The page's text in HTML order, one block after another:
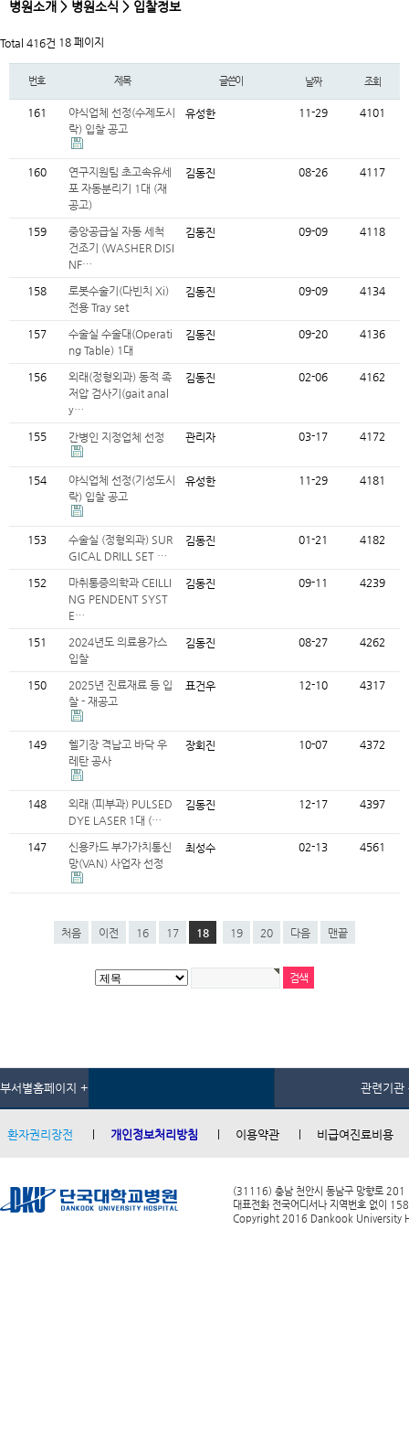
병원소개 > 병원소식 > 입찰정보
Total 416건 18 페이지
번호 제목 글쓴이 날짜 조회
161
야식업체 선정(수제도시
락) 입찰 공고
유성한 11-29 4101
160
연구지원팀 초고속유세
포 자동분리기 1대 (재
공고)
김동진 08-26 4117
159
중앙공급실 자동 세척
건조기 (WASHER DISI
NF…
김동진 09-09 4118
158
로봇수술기(다빈치 Xi)
전용 Tray set
김동진 09-09 4134
157
수술실 수술대(Operati
ng Table) 1대
김동진 09-20 4136
156
외래(정형외과) 동적 족
저압 검사기(gait anal
y…
김동진 02-06 4162
155 간병인 지정업체 선정 관리자 03-17 4172
154
야식업체 선정(기성도시
락) 입찰 공고
유성한 11-29 4181
153
수술실 (정형외과) SUR
GICAL DRILL SET …
김동진 01-21 4182
152
마취통증의학과 CEILLI
NG PENDENT SYST
E…
김동진 09-11 4239
151
2024년도 의료용가스
입찰
김동진 08-27 4262
150
2025년 진료재료 등 입
찰 - 재공고
표건우 12-10 4317
149
헬기장 격납고 바닥 우
레탄 공사
장회진 10-07 4372
148
외래 (피부과) PULSED
DYE LASER 1대 (…
김동진 12-17 4397
147
신용카드 부가가치통신
망(VAN) 사업자 선정
최성수 02-13 4561
처음 이전 16 17 18 19 20 다음 맨끝
부서별홈페이지 + 관련기관
환자권리장전 개인정보처리방침 이용약관 비급여진료비용
(31116) 충남 천안시 동남구 망향로 201
대표전화 전국어디서나 지역번호 없이
Copyright 2016 Dankook University